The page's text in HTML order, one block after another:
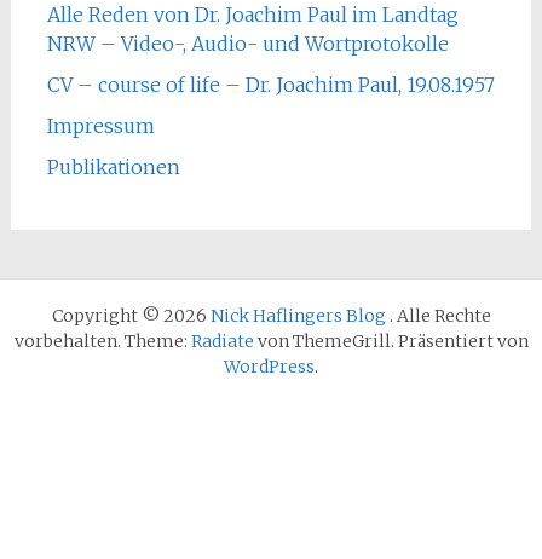
Alle Reden von Dr. Joachim Paul im Landtag
NRW – Video-, Audio- und Wortprotokolle
CV – course of life – Dr. Joachim Paul, 19.08.1957
Impressum
Publikationen
Copyright © 2026 Nick Haflingers Blog . Alle Rechte
vorbehalten. Theme: Radiate von ThemeGrill. Präsentiert von
WordPress.